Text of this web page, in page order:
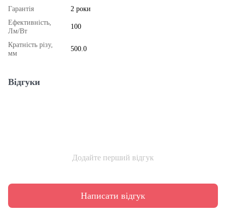
Гарантія
2 роки
Ефективність,
Лм/Вт
100
Кратність різу,
мм
500.0
Відгуки
Додайте перший відгук
Написати відгук